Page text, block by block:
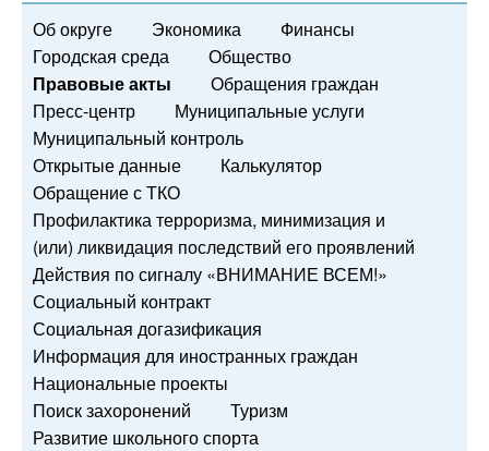
Об округе Экономика
Финансы
Городская среда
Общество
Правовые акты
Обращения граждан
Пресс-центр
Муниципальные услуги
Муниципальный контроль
Открытые данные
Калькулятор
Обращение с ТКО
Профилактика терроризма, минимизация и
(или) ликвидация последствий его проявлений
Действия по сигналу «ВНИМАНИЕ ВСЕМ!»
Социальный контракт
Социальная догазификация
Информация для иностранных граждан
Национальные проекты
Поиск захоронений
Туризм
Развитие школьного спорта